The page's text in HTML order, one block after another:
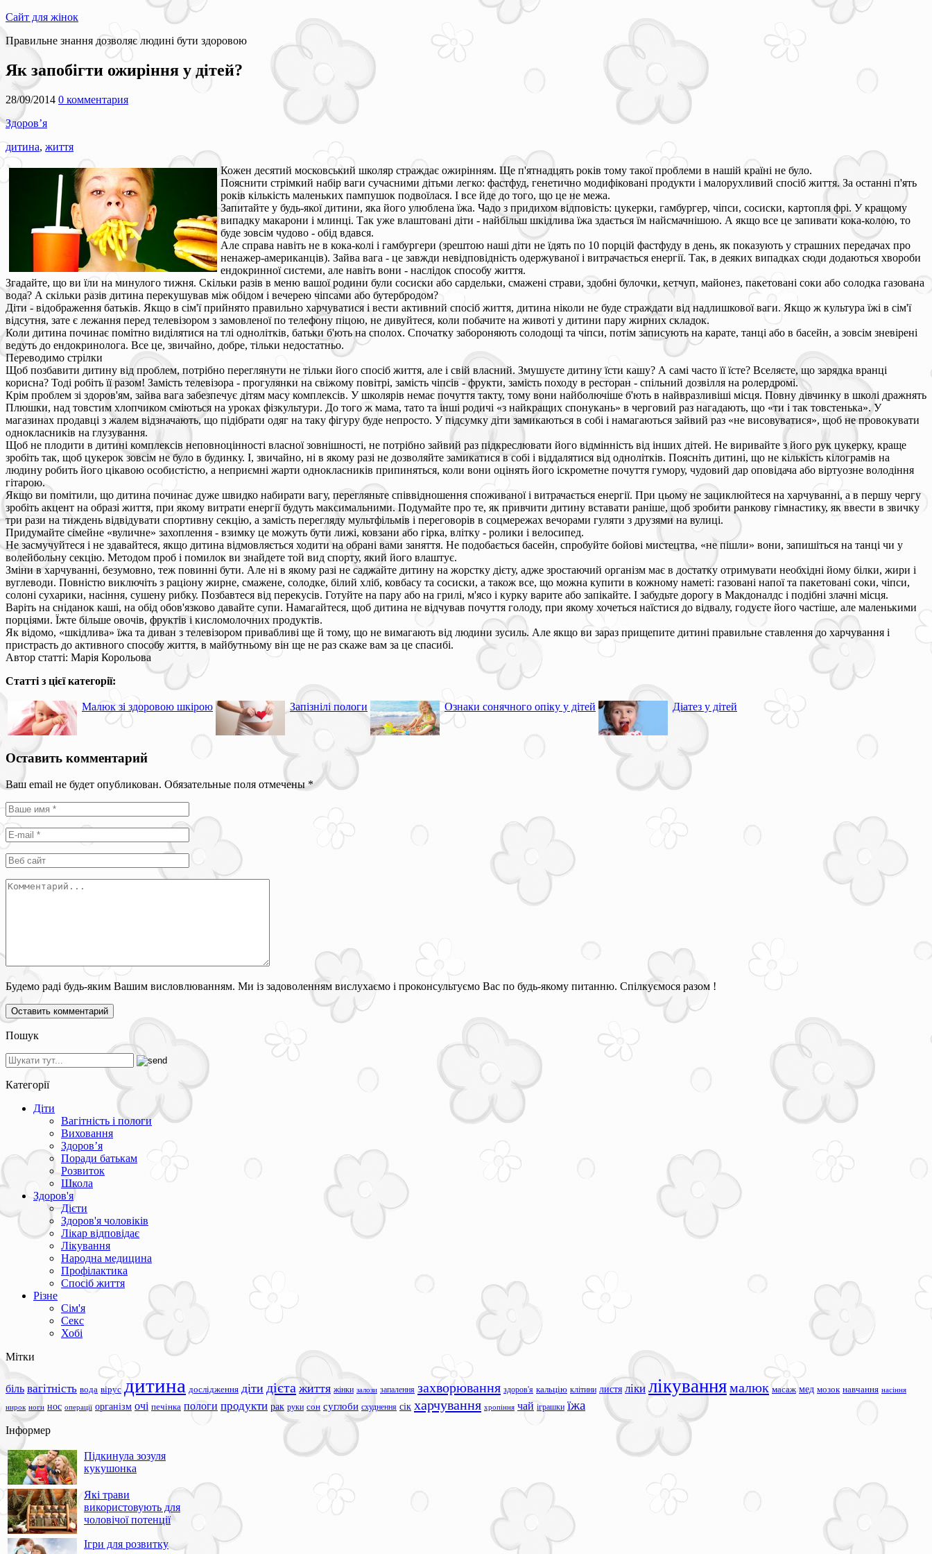
Сайт для жінок
Правильне знання дозволяє людині бути здоровою
Як запобігти ожиріння у дітей?
28/09/2014 0 комментария
Здоров’я
дитина, життя
Кожен десятий московський школяр страждає ожирінням. Ще п'ятнадцять років тому такої проблеми в нашій країні не було.
Пояснити стрімкий набір ваги сучасними дітьми легко: фастфуд, генетично модифіковані продукти і малорухливий спосіб життя. За останні п'ять
років кількість маленьких пампушок подвоїлася. І все йде до того, що це не межа.
Запитайте у будь-якої дитини, яка його улюблена їжа. Чадо з придихом відповість: цукерки, гамбургер, чіпси, сосиски, картопля фрі. У кращому
випадку макарони і млинці. Так уже влаштовані діти - найбільш шкідлива їжа здається їм найсмачнішою. А якщо все це запивати кока-колою, то
буде зовсім чудово - обід вдався.
Але справа навіть не в кока-колі і гамбургери (зрештою наші діти не їдять по 10 порцій фастфуду в день, як показують у страшних передачах про
ненажер-американців). Зайва вага - це завжди невідповідність одержуваної і витрачається енергії. Так, в деяких випадках сюди додаються хвороби
ендокринної системи, але навіть вони - наслідок способу життя.
Згадайте, що ви їли на минулого тижня. Скільки разів в меню вашої родини були сосиски або сардельки, смажені страви, здобні булочки, кетчуп, майонез, пакетовані соки або солодка газована
вода? А скільки разів дитина перекушував між обідом і вечерею чіпсами або бутербродом?
Діти - відображення батьків. Якщо в сім'ї прийнято правильно харчуватися і вести активний спосіб життя, дитина ніколи не буде страждати від надлишкової ваги. Якщо ж культура їжі в сім'ї
відсутня, зате є лежання перед телевізором з замовленої по телефону піцою, не дивуйтеся, коли побачите на животі у дитини пару жирних складок.
Коли дитина починає помітно виділятися на тлі однолітків, батьки б'ють на сполох. Спочатку забороняють солодощі та чіпси, потім записують на карате, танці або в басейн, а зовсім зневірені
ведуть до ендокринолога. Все це, звичайно, добре, тільки недостатньо.
Переводимо стрілки
Щоб позбавити дитину від проблем, потрібно переглянути не тільки його спосіб життя, але і свій власний. Змушуєте дитину їсти кашу? А самі часто її їсте? Вселяєте, що зарядка вранці
корисна? Тоді робіть її разом! Замість телевізора - прогулянки на свіжому повітрі, замість чіпсів - фрукти, замість походу в ресторан - спільний дозвілля на ролердромі.
Крім проблем зі здоров'ям, зайва вага забезпечує дітям масу комплексів. У школярів немає почуття такту, тому вони найболючіше б'ють в найвразливіші місця. Повну дівчинку в школі дражнять
Плюшки, над товстим хлопчиком сміються на уроках фізкультури. До того ж мама, тато та інші родичі «з найкращих спонукань» в черговий раз нагадають, що «ти і так товстенька». У
магазинах продавці з жалем відзначають, що підібрати одяг на таку фігуру буде непросто. У підсумку діти замикаються в собі і намагаються зайвий раз «не висовуватися», щоб не провокувати
однокласників на глузування.
Щоб не плодити в дитині комплексів неповноцінності власної зовнішності, не потрібно зайвий раз підкреслювати його відмінність від інших дітей. Не виривайте з його рук цукерку, краще
зробіть так, щоб цукерок зовсім не було в будинку. І, звичайно, ні в якому разі не дозволяйте замикатися в собі і віддалятися від однолітків. Поясніть дитині, що не кількість кілограмів на
людину робить його цікавою особистістю, а неприємні жарти однокласників припиняться, коли вони оцінять його іскрометне почуття гумору, чудовий дар оповідача або віртуозне володіння
гітарою.
Якщо ви помітили, що дитина починає дуже швидко набирати вагу, перегляньте співвідношення споживаної і витрачається енергії. При цьому не зациклюйтеся на харчуванні, а в першу чергу
зробіть акцент на образі життя, при якому витрати енергії будуть максимальними. Подумайте про те, як привчити дитину вставати раніше, щоб зробити ранкову гімнастику, як ввести в звичку
три рази на тиждень відвідувати спортивну секцію, а замість перегляду мультфільмів і переговорів в соцмережах вечорами гуляти з друзями на вулиці.
Придумайте сімейне «вуличне» захоплення - взимку це можуть бути лижі, ковзани або гірка, влітку - ролики і велосипед.
Не засмучуйтеся і не здавайтеся, якщо дитина відмовляється ходити на обрані вами заняття. Не подобається басейн, спробуйте бойові мистецтва, «не пішли» вони, запишіться на танці чи у
волейбольну секцію. Методом проб і помилок ви знайдете той вид спорту, який його влаштує.
Зміни в харчуванні, безумовно, теж повинні бути. Але ні в якому разі не саджайте дитину на жорстку дієту, адже зростаючий організм має в достатку отримувати необхідні йому білки, жири і
вуглеводи. Повністю виключіть з раціону жирне, смажене, солодке, білий хліб, ковбасу та сосиски, а також все, що можна купити в кожному наметі: газовані напої та пакетовані соки, чіпси,
солоні сухарики, насіння, сушену рибку. Позбавтеся від перекусів. Готуйте на пару або на грилі, м'ясо і курку варите або запікайте. І забудьте дорогу в Макдоналдс і подібні злачні місця.
Варіть на сніданок каші, на обід обов'язково давайте супи. Намагайтеся, щоб дитина не відчував почуття голоду, при якому хочеться наїстися до відвалу, годуєте його частіше, але маленькими
порціями. Їжте більше овочів, фруктів і кисломолочних продуктів.
Як відомо, «шкідлива» їжа та диван з телевізором привабливі ще й тому, що не вимагають від людини зусиль. Але якщо ви зараз прищепите дитині правильне ставлення до харчування і
пристрасть до активного способу життя, в майбутньому він ще не раз скаже вам за це спасибі.
Автор статті: Марія Корольова
Статті з цієї категорії:
Малюк зі здоровою шкірою Запізнілі пологи Ознаки сонячного опіку у дітей Діатез у дітей
Оставить комментарий
Ваш email не будет опубликован. Обязательные поля отмечены*
Будемо раді будь-яким Вашим висловлюванням. Ми із задоволенням вислухаємо і проконсультуємо Вас по будь-якому питанню. Спілкуємося разом !
Пошук
Категорії
Діти
Вагітність і пологи
Виховання
Здоров’я
Поради батькам
Розвиток
Школа
Здоров'я
Дієти
Здоров'я чоловіків
Лікар відповідає
Лікування
Народна медицина
Профілактика
Спосіб життя
Різне
Сім'я
Секс
Хобі
Мітки
біль вагітність вода вірус дитина дослідження діти дієта життя жінки залози запалення захворювання здоров'я кальцію клітини листя ліки лікуваннямалюк масаж мед мозок навчання насіння
нирок ноги нос операції організм очі печінка пологи продукти рак руки сон суглоби схуднення сік харчування хропіння чай іграшки їжа
Інформер
Підкинула зозуля
кукушонка
Які трави
використовують для
чоловічої потенції
Ігри для розвитку